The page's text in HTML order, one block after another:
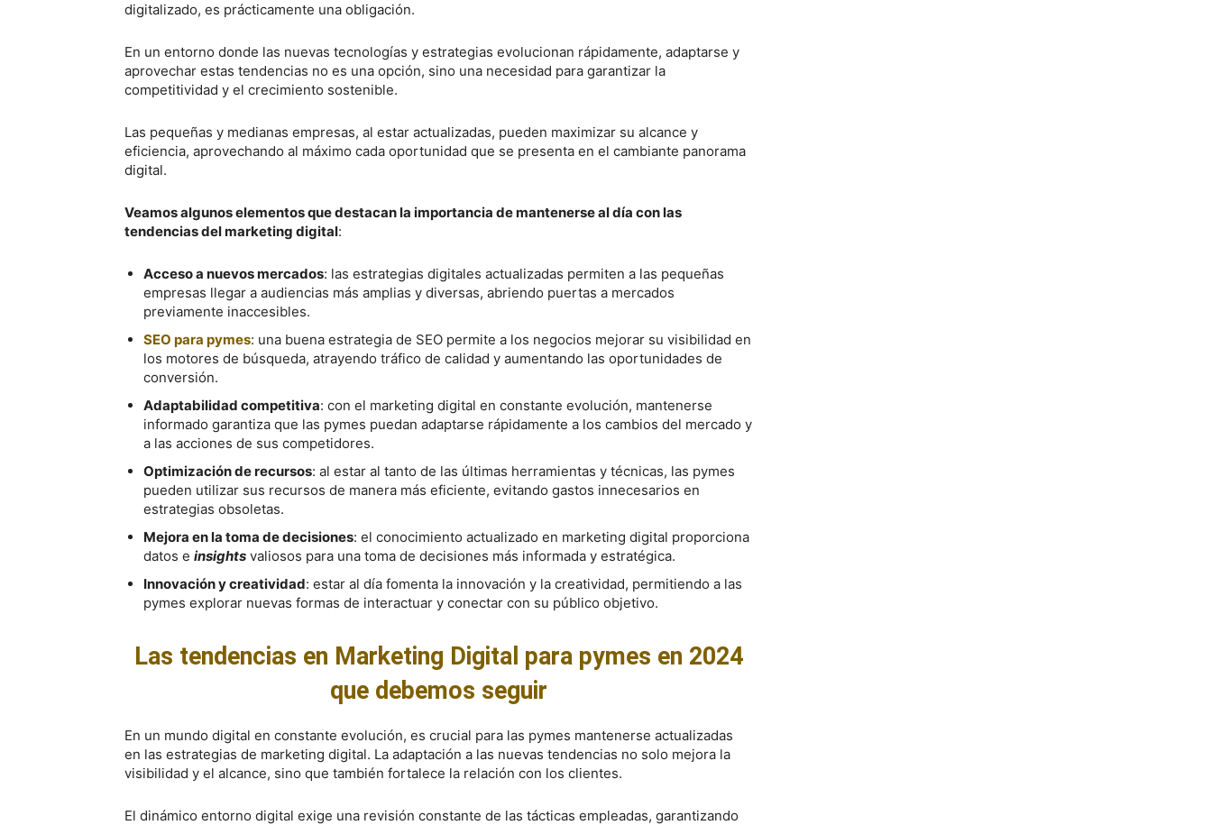
digitalizado, es prácticamente una obligación.
En un entorno donde las nuevas tecnologías y estrategias evolucionan rápidamente, adaptarse y
aprovechar estas tendencias no es una opción, sino una necesidad para garantizar la
competitividad y el crecimiento sostenible.
Las pequeñas y medianas empresas, al estar actualizadas, pueden maximizar su alcance y
eficiencia, aprovechando al máximo cada oportunidad que se presenta en el cambiante panorama
digital.
Veamos algunos elementos que destacan la importancia de mantenerse al día con las
tendencias del marketing digital:
Acceso a nuevos mercados: las estrategias digitales actualizadas permiten a las pequeñas
empresas llegar a audiencias más amplias y diversas, abriendo puertas a mercados
previamente inaccesibles.
SEO para pymes: una buena estrategia de SEO permite a los negocios mejorar su visibilidad en
los motores de búsqueda, atrayendo tráfico de calidad y aumentando las oportunidades de
conversión.
Adaptabilidad competitiva: con el marketing digital en constante evolución, mantenerse
informado garantiza que las pymes puedan adaptarse rápidamente a los cambios del mercado y
a las acciones de sus competidores.
Optimización de recursos: al estar al tanto de las últimas herramientas y técnicas, las pymes
pueden utilizar sus recursos de manera más eficiente, evitando gastos innecesarios en
estrategias obsoletas.
Mejora en la toma de decisiones: el conocimiento actualizado en marketing digital proporciona
datos e insights valiosos para una toma de decisiones más informada y estratégica.
Innovación y creatividad: estar al día fomenta la innovación y la creatividad, permitiendo a las
pymes explorar nuevas formas de interactuar y conectar con su público objetivo.
Las tendencias en Marketing Digital para pymes en 2024
que debemos seguir
En un mundo digital en constante evolución, es crucial para las pymes mantenerse actualizadas
en las estrategias de marketing digital. La adaptación a las nuevas tendencias no solo mejora la
visibilidad y el alcance, sino que también fortalece la relación con los clientes.
El dinámico entorno digital exige una revisión constante de las tácticas empleadas, garantizando